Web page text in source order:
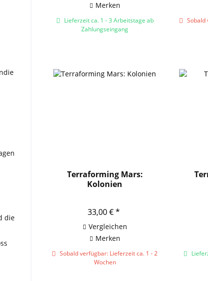
die
Merken
Lieferzeit ca. 1 - 3 Arbeitstage ab
Zahlungseingang
Sobald
Terraforming Mars:
Kolonien
33,00 € *
Vergleichen
Merken
Sobald verfügbar: Lieferzeit ca. 1 - 2
Wochen